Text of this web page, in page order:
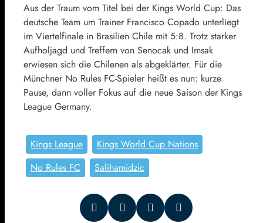
Aus der Traum vom Titel bei der Kings World Cup: Das
deutsche Team um Trainer Francisco Copado unterliegt
im Viertelfinale in Brasilien Chile mit 5:8. Trotz starker
Aufholjagd und Treffern von Senocak und Imsak
erwiesen sich die Chilenen als abgeklärter. Für die
Münchner No Rules FC-Spieler heißt es nun: kurze
Pause, dann voller Fokus auf die neue Saison der Kings
League Germany.
Kings League
Kings World Cup Nations
No Rules FC
Salihamidzic